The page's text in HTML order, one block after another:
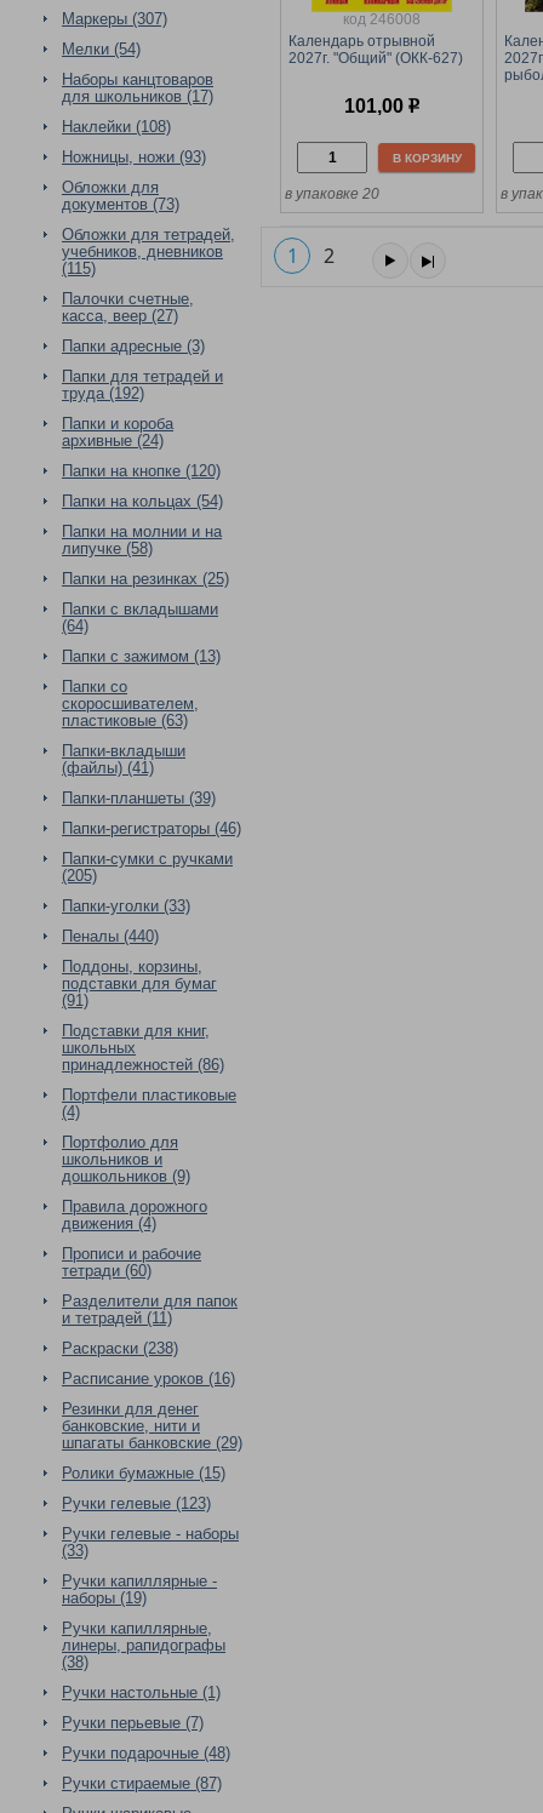
Маркеры (307)
Мелки (54)
Наборы канцтоваров
для школьников (17)
Наклейки (108)
Ножницы, ножи (93)
Обложки для
документов (73)
Обложки для тетрадей,
учебников, дневников
(115)
Палочки счетные,
касса, веер (27)
Папки адресные (3)
Папки для тетрадей и
труда (192)
Папки и короба
архивные (24)
Папки на кнопке (120)
Папки на кольцах (54)
Папки на молнии и на
липучке (58)
Папки на резинках (25)
Папки с вкладышами
(64)
Папки с зажимом (13)
Папки со
скоросшивателем,
пластиковые (63)
Папки-вкладыши
(файлы) (41)
Папки-планшеты (39)
Папки-регистраторы (46)
Папки-сумки с ручками
(205)
Папки-уголки (33)
Пеналы (440)
Поддоны, корзины,
подставки для бумаг
(91)
Подставки для книг,
школьных
принадлежностей (86)
Портфели пластиковые
(4)
Портфолио для
школьников и
дошкольников (9)
Правила дорожного
движения (4)
Прописи и рабочие
тетради (60)
Разделители для папок
и тетрадей (11)
Раскраски (238)
Расписание уроков (16)
Резинки для денег
банковские, нити и
шпагаты банковские (29)
Ролики бумажные (15)
Ручки гелевые (123)
Ручки гелевые - наборы
(33)
Ручки капиллярные -
наборы (19)
Ручки капиллярные,
линеры, рапидографы
(38)
Ручки настольные (1)
Ручки перьевые (7)
Ручки подарочные (48)
Ручки стираемые (87)
код 246008
Календарь отрывной
2027г. "Общий" (ОКК-627)
101,00 р
В КОРЗИНУ
в упаковке 20 в
1 2